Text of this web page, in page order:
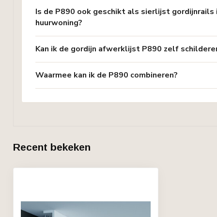
Is de P890 ook geschikt als sierlijst gordijnrails
huurwoning?
Kan ik de gordijn afwerklijst P890 zelf
Waarmee kan ik de P890 combineren?
Recent bekeken